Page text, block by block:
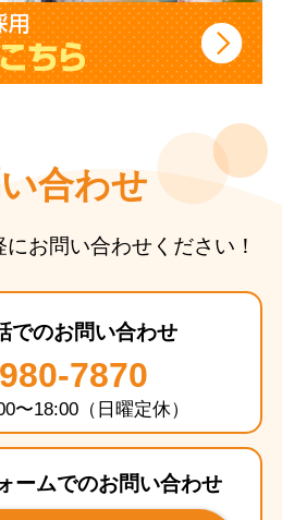
合わせ
お問い合わせください！
でのお問い合わせ
7870
18:00（日曜定休）
ームでのお問い合わせ